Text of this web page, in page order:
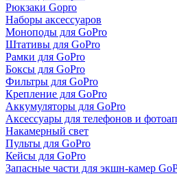
Рюкзаки Gopro
Наборы аксессуаров
Моноподы для GoPro
Штативы для GoPro
Рамки для GoPro
Боксы для GoPro
Фильтры для GoPro
Крепление для GoPro
Аккумуляторы для GoPro
Аксессуары для телефонов и
Накамерный свет
Пульты для GoPro
Кейсы для GoPro
Запасные части для экшн-камер